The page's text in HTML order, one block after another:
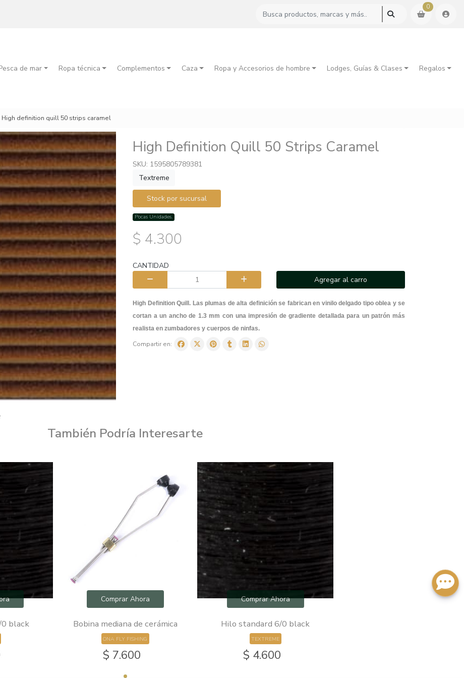
0
de mar Ropa técnica Complementos Caza Ropa y Accesorios de hombre Lodges, Guías & Clases Regalos
High definition quill 50 strips caramel
High Definition Quill 50 Strips Caramel
SKU: 1595805789381
Textreme
Stock por sucursal
Pocas Unidades.
$ 4.300
CANTIDAD
Agregar al carro
High Definition Quill. Las plumas de alta definición se fabrican en vinilo delgado tipo oblea y se
cortan a un ancho de 1.3 mm con una impresión de gradiente detallada para un patrón más
realista en zumbadores y cuerpos de ninfas.
Compartir en:
También Podría Interesarte
black
Comprar Ahora
Bobina mediana de cerámica
ONA FLY FISHING
$ 7.600
Comprar Ahora
Hilo standard 6/0 black
TEXTREME
$ 4.600